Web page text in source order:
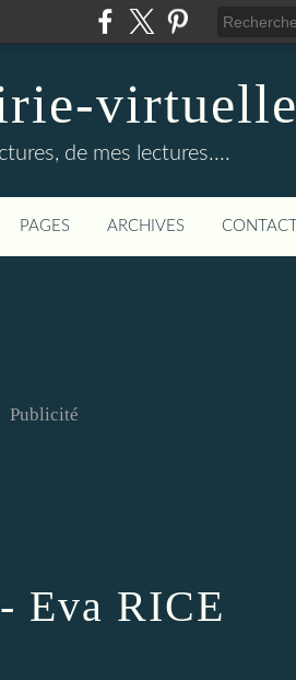
virtuelle
de mes lectures....
PAGES ARCHIVES CONTACT
Publicité
Eva RICE